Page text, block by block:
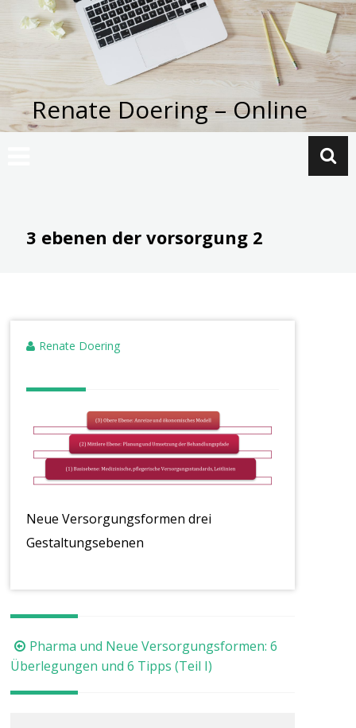
Inhalt
springen
Renate Doering – Online
3 ebenen der vorsorgung 2
Renate Doering
Neue Versorgungsformen drei
Gestaltungsebenen
Beitragsnavigation
Pharma und Neue Versorgungsformen: 6
Überlegungen und 6 Tipps (Teil I)